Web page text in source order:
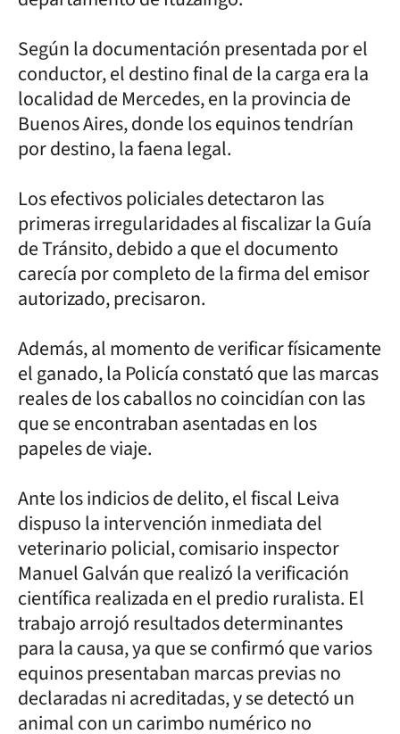
Según la documentación presentada por el
conductor, el destino final de la carga era la
localidad de Mercedes, en la provincia de
Buenos Aires, donde los equinos tendrían
por destino, la faena legal.
Los efectivos policiales detectaron las
primeras irregularidades al fiscalizar la Guía
de Tránsito, debido a que el documento
carecía por completo de la firma del emisor
autorizado, precisaron.
Además, al momento de verificar físicamente
el ganado, la Policía constató que las marcas
reales de los caballos no coincidían con las
que se encontraban asentadas en los
papeles de viaje.
Ante los indicios de delito, el fiscal Leiva
dispuso la intervención inmediata del
veterinario policial, comisario inspector
Manuel Galván que realizó la verificación
científica realizada en el predio ruralista. El
trabajo arrojó resultados determinantes
para la causa, ya que se confirmó que varios
equinos presentaban marcas previas no
declaradas ni acreditadas, y se detectó un
animal con un carimbo numérico no